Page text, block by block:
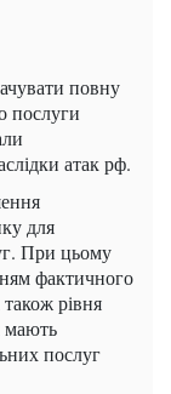
повну
послуги
атак рф.
для
При цьому
фактичного
рівня
мають
послуг